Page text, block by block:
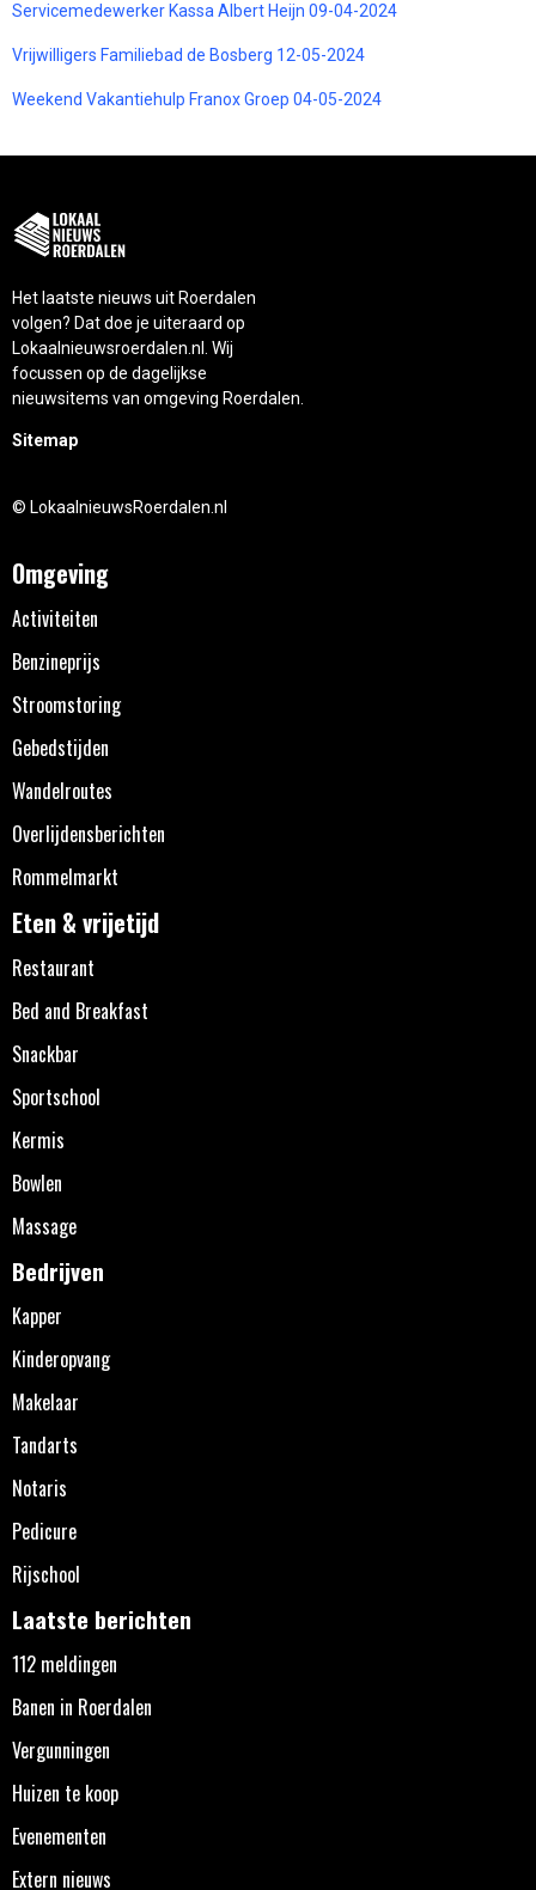
Servicemedewerker Kassa Albert Heijn 09-04-2024
Vrijwilligers Familiebad de Bosberg 12-05-2024
Weekend Vakantiehulp Franox Groep 04-05-2024
Het laatste nieuws uit Roerdalen
volgen? Dat doe je uiteraard op
Lokaalnieuwsroerdalen.nl. Wij
focussen op de dagelijkse
nieuwsitems van omgeving Roerdalen.
Sitemap
© LokaalnieuwsRoerdalen.nl
Omgeving
Activiteiten
Benzineprijs
Stroomstoring
Gebedstijden
Wandelroutes
Overlijdensberichten
Rommelmarkt
Eten & vrijetijd
Restaurant
Bed and Breakfast
Snackbar
Sportschool
Kermis
Bowlen
Massage
Bedrijven
Kapper
Kinderopvang
Makelaar
Tandarts
Notaris
Pedicure
Rijschool
Laatste berichten
112 meldingen
Banen in Roerdalen
Vergunningen
Huizen te koop
Evenementen
Extern nieuws